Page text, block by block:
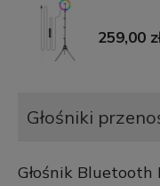
259,00
Głośniki
Głośnik